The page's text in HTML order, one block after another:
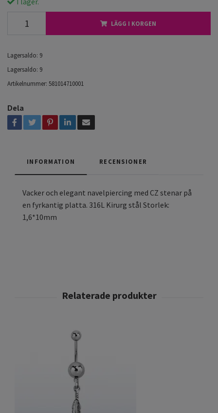
LÄGG I KORGEN
Lagersaldo: 9
Lagersaldo: 9
Artikelnummer: 581014710001
Dela
INFORMATION RECENSIONER
Vacker och elegant navelpiercing med CZ stenar på
en fyrkantig platta. 316L Kirurg stål Storlek:
1,6*10mm